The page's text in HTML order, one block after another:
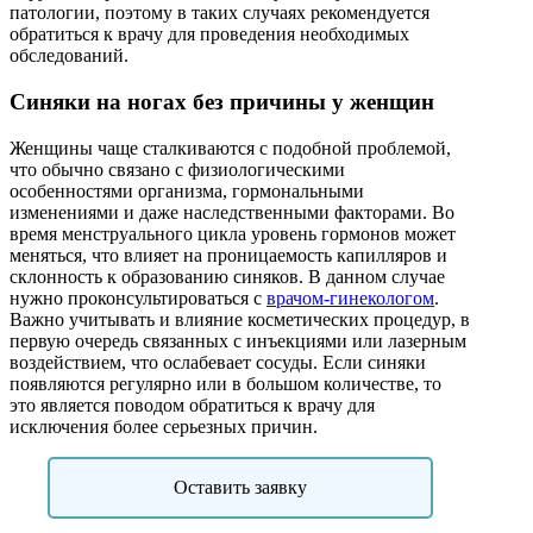
патологии, поэтому в таких случаях рекомендуется
обратиться к врачу для проведения необходимых
обследований.
Синяки на ногах без причины у женщин
Женщины чаще сталкиваются с подобной проблемой,
что обычно связано с физиологическими
особенностями организма, гормональными
изменениями и даже наследственными факторами. Во
время менструального цикла уровень гормонов может
меняться, что влияет на проницаемость капилляров и
склонность к образованию синяков. В данном случае
нужно проконсультироваться с врачом-гинекологом.
Важно учитывать и влияние косметических процедур, в
первую очередь связанных с инъекциями или лазерным
воздействием, что ослабевает сосуды. Если синяки
появляются регулярно или в большом количестве, то
это является поводом обратиться к врачу для
исключения более серьезных причин.
Оставить заявку